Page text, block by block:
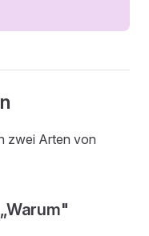
zwei Arten von